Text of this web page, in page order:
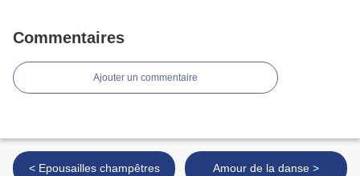
Commentaires
Ajouter un commentaire
< Epousailles champêtres Amour de la danse >